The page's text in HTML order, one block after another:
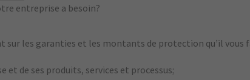
entreprise a besoin?
les garanties et les montants de protection qu’il vous
et de ses produits, services et processus;